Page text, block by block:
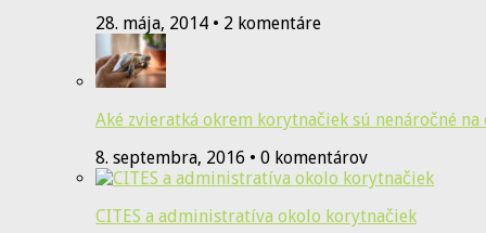
28. mája, 2014 • 2 komentáre
Aké zvieratká okrem korytnačiek sú nenáročné na
8. septembra, 2016 • 0 komentárov
CITES a administratíva okolo korytnačiek